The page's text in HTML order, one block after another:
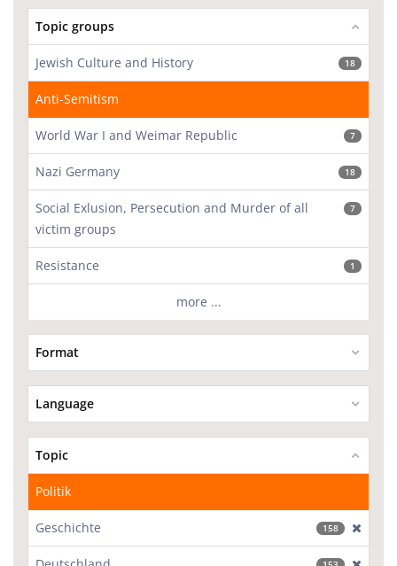
Topic groups
Jewish Culture and History 18
Anti-Semitism
World War I and Weimar Republic 7
Nazi Germany 18
Social Exlusion, Persecution and Murder of all
victim groups
7
Resistance 1
more ...
Format
Language
Topic
Politik
Geschichte 158